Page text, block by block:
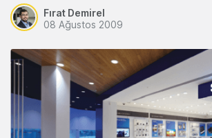
Fırat Demirel
08 Ağustos 2009